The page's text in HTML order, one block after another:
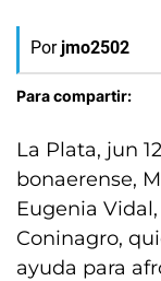
Por jmo2502
Para compartir:
La Plata, jun
bonaerense,
Eugenia
Coninagro,
ayuda para